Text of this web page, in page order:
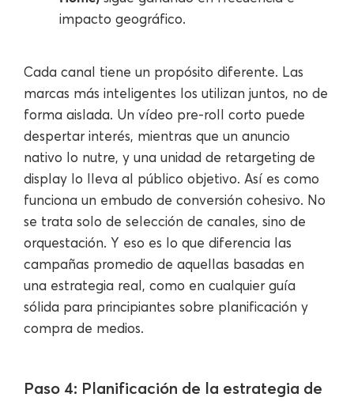
impacto geográfico.
Cada canal tiene un propósito diferente. Las
marcas más inteligentes los utilizan juntos, no de
forma aislada. Un vídeo pre-roll corto puede
despertar interés, mientras que un anuncio
nativo lo nutre, y una unidad de retargeting de
display lo lleva al público objetivo. Así es como
funciona un embudo de conversión cohesivo. No
se trata solo de selección de canales, sino de
orquestación. Y eso es lo que diferencia las
campañas promedio de aquellas basadas en
una estrategia real, como en cualquier guía
sólida para principiantes sobre planificación y
compra de medios.
Paso 4: Planificación de la estrategia de